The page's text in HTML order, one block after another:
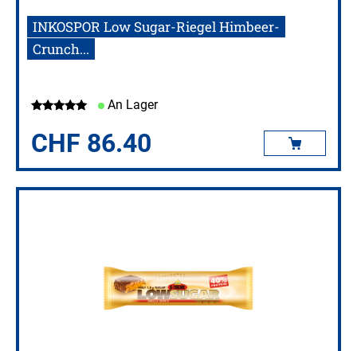
INKOSPOR Low Sugar-Riegel Himbeer-
Crunch...
An Lager
CHF 86.40